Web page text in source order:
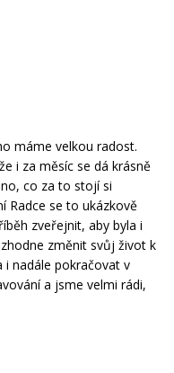
máme velkou radost.
i za měsíc se dá krásně
co za to stojí si
Radce se to ukázkově
zveřejnit, aby byla i
změnit svůj život k
i nadále pokračovat v
a jsme velmi rádi,